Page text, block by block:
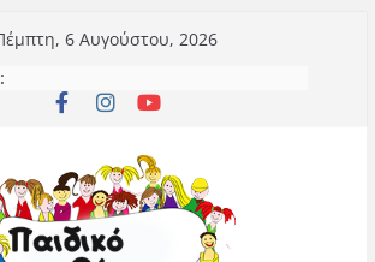
6 Αυγούστου, 2026